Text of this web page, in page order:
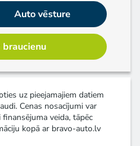
Auto vēsture
uz pieejamajiem datiem
Cenas nosacījumi var
veida, tāpēc
kopā ar bravo-auto.lv